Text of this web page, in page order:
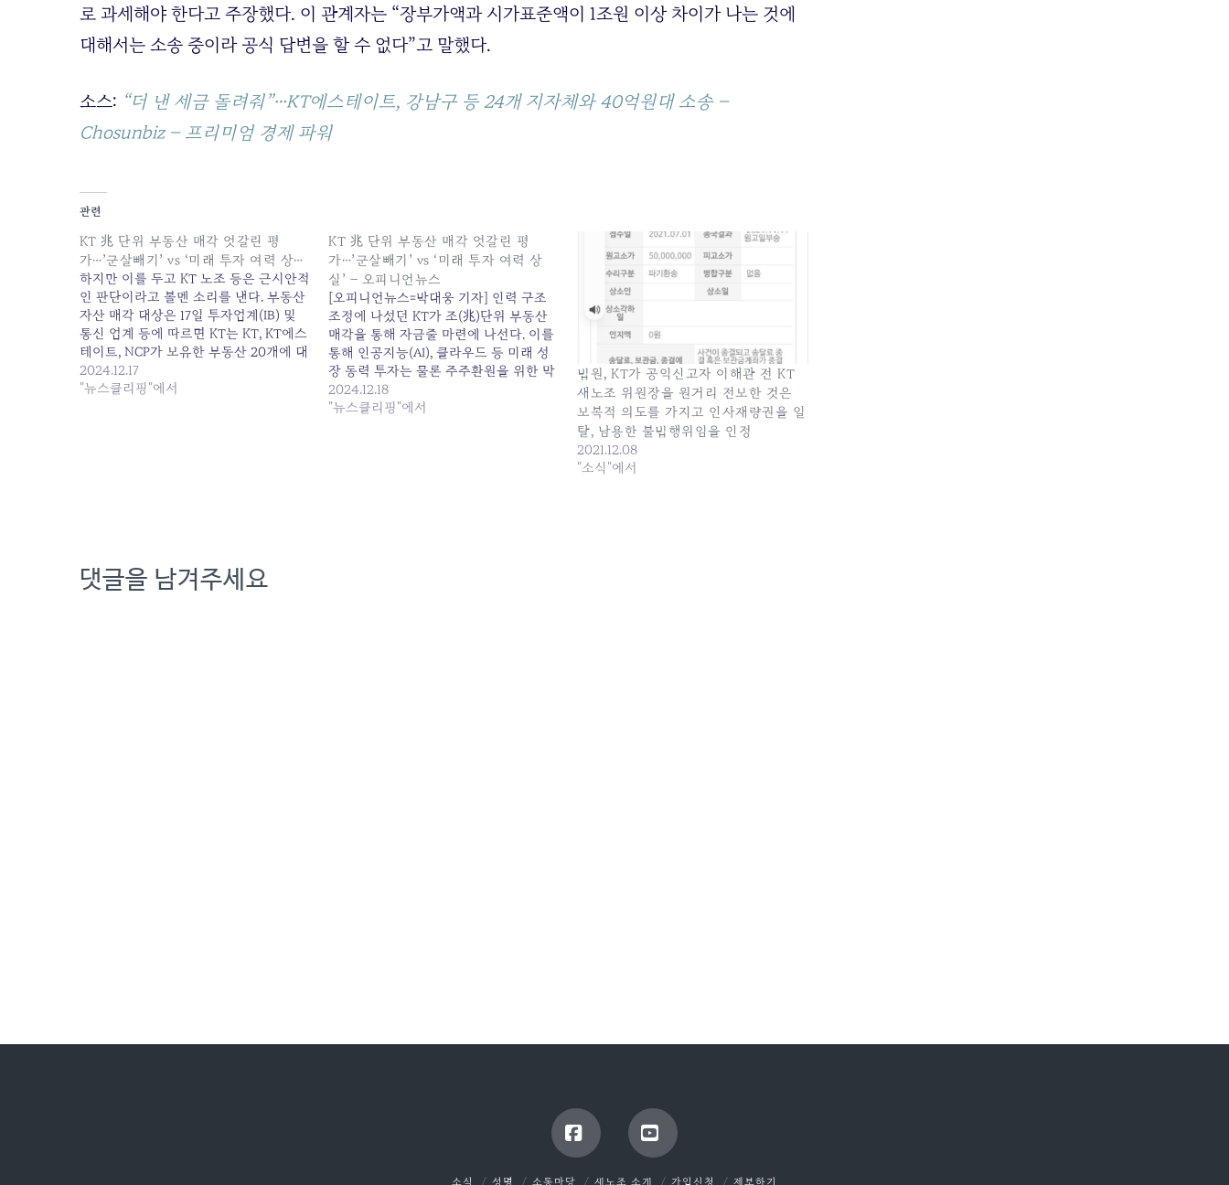
로 과세해야 한다고 주장했다. 이 관계자는 “장부가액과 시가표준액이 1조원 이상 차이가 나는 것에
대해서는 소송 중이라 공식 답변을 할 수 없다”고 말했다.
소스: “더 낸 세금 돌려줘”…KT에스테이트, 강남구 등 24개 지자체와 40억원대 소송 –
Chosunbiz – 프리미엄 경제 파워
관련
KT 兆 단위 부동산 매각 엇갈린 평
가…’군살빼기’ vs ‘미래 투자 여력 상…
하지만 이를 두고 KT 노조 등은 근시안적
인 판단이라고 볼멘 소리를 낸다. 부동산
자산 매각 대상은 17일 투자업계(IB) 및
통신 업계 등에 따르면 KT는 KT, KT에스
테이트, NCP가 보유한 부동산 20개에 대
한 유동화... 원본 기사: KT 兆 단위 부동
산 매각 엇갈린 평가…'군살빼기' vs '미래
2024.12.17
"뉴스클리핑"에서
KT 兆 단위 부동산 매각 엇갈린 평
가…’군살빼기’ vs ‘미래 투자 여력 상
실’ – 오피니언뉴스
[오피니언뉴스=박대웅 기자] 인력 구조
조정에 나섰던 KT가 조(兆)단위 부동산
매각을 통해 자금줄 마련에 나선다. 이를
통해 인공지능(AI), 클라우드 등 미래 성
장 동력 투자는 물론 주주환원을 위한 막
대한 자금을 마련한다는 계획이다. 하지
만 이를 두고 KT 노조 등은 근시안적인
2024.12.18
"뉴스클리핑"에서
법원, KT가 공익신고자 이해관 전 KT
새노조 위원장을 원거리 전보한 것은
보복적 의도를 가지고 인사재량권을 일
탈, 남용한 불법행위임을 인정
2021.12.08
"소식"에서
댓글을 남겨주세요
소식 성명 소통마당 새노조 소개 가입신청 제보하기